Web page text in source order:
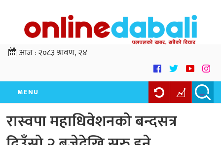
आज :२०८३ श्रावण, २४
MENU
रास्वपा महाधिवेशनको बन्दसत्र